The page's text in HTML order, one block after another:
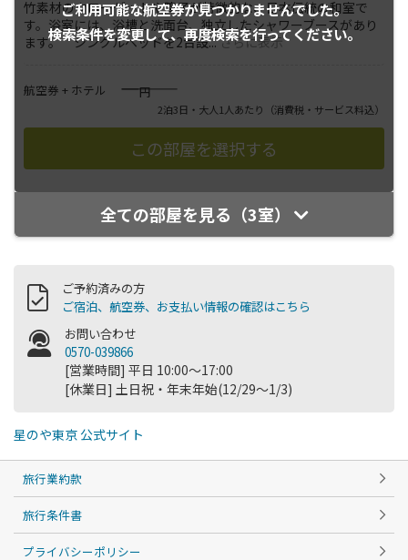
ご利用可能な航空券が見つかりませんでした。
検索条件を変更して、再度検索を行ってください。
竹素材のクローゼットや障子が特徴的な、日本伝統の和室で
す。浴室には、浴槽と洗面台、独立したシャワーブースがあり
ます。 シングルベッドを2台設...さらに表示
航空券 + ホテル ――――円
2泊3日・大人1人あたり （消費税・サービス料込）
全ての部屋を見る（3室）
ご予約済みの方
ご宿泊、航空券、お支払い情報の確認はこちら
お問い合わせ
0570-039866
[営業時間] 平日 10:00～17:00
[休業日] 土日祝・年末年始(12/29～1/3)
星のや東京 公式サイト
旅行業約款
旅行条件書
プライバシーポリシー